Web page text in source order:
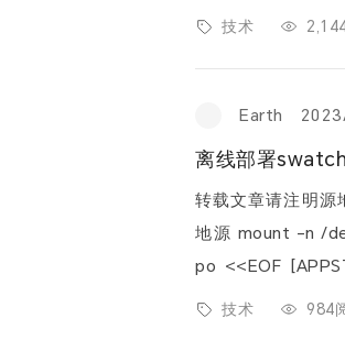
as found for : ‘...
技术
Earth
离线部署
转载文章请注明源地
地源 mount -n /dev/cdrom /mnt/cdrom/ cat > /etc/yum.repos.d/yum.re
po <<EOF
m/AppStream
技术 984